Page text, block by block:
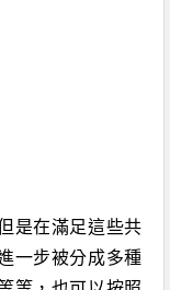
是在滿足這些共
一步被分成多種